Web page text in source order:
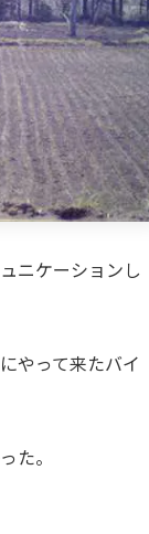
ニケーションし
やって来たバイ
た。